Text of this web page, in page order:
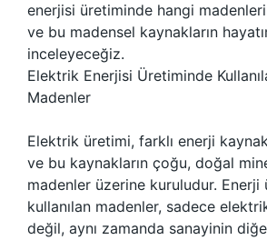
enerjisi üretiminde hangi madenlerin
ve bu madensel kaynakların
inceleyeceğiz.
Elektrik Enerjisi Üretiminde
Madenler
Elektrik üretimi, farklı enerji
ve bu kaynakların çoğu, doğal
madenler üzerine kuruludur. Enerji
kullanılan madenler, sadece
değil, aynı zamanda sanayinin